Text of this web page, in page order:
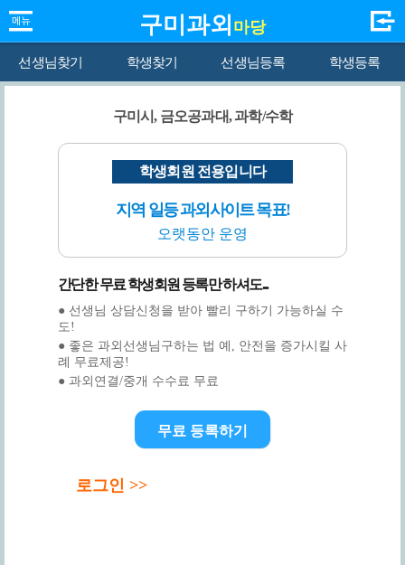
구미과외 마당
선생님찾기 학생찾기 선생님등록 학생등록
구미시, 금오공과대, 과학/수학
학생회원 전용입니다
지역 일등 과외사이트 목표!
오랫동안 운영
간단한 무료 학생회원 등록만 하셔도...
● 선생님 상담신청을 받아 빨리 구하기 가능하실 수
도!
● 좋은 과외선생님구하는 법 예, 안전을 증가시킬 사
례 무료제공!
● 과외연결/중개 수수료 무료
무료 등록하기
로그인 >>